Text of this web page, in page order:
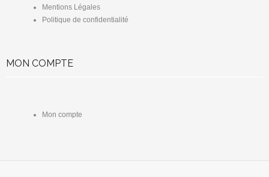
Mentions Légales
Politique de confidentialité
MON COMPTE
Mon compte